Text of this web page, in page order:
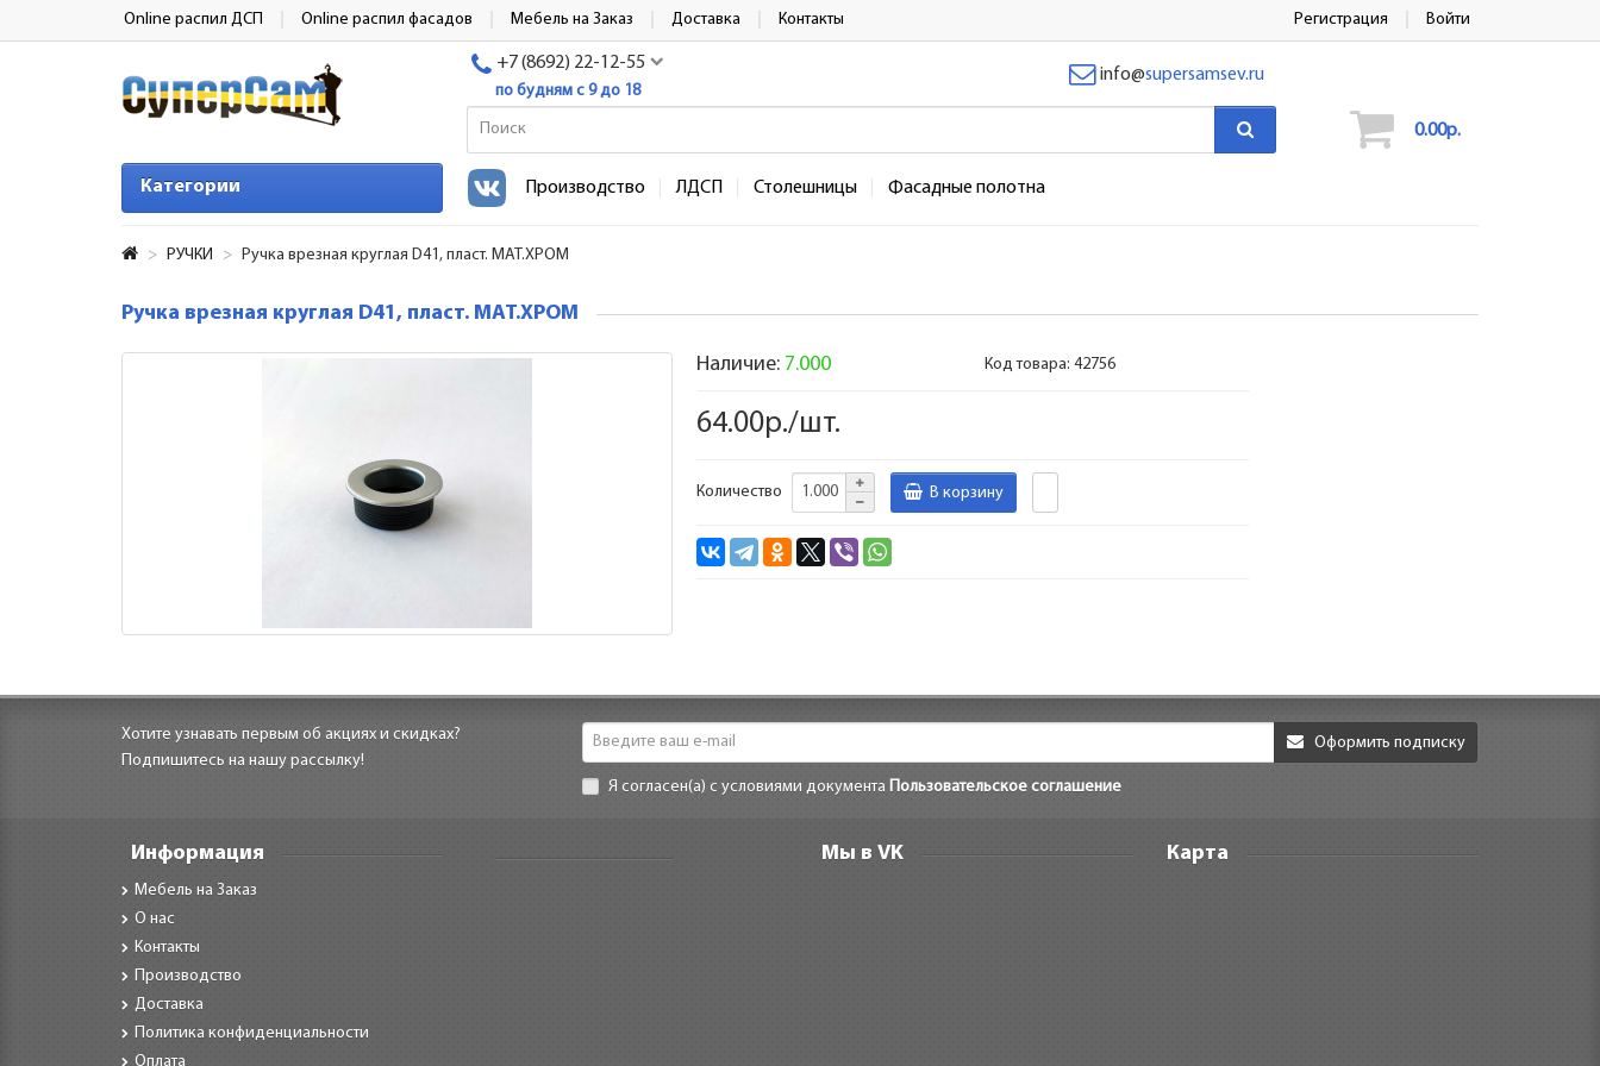
Online распил ДСП Online распил фасадов Мебель на Заказ Доставка Контакты Регистрация Войти
+7 (8692) 22-12-55
по будням с 9 до 18
info@supersamsev.ru
0.00р.
Производство ЛДСП Столешницы Фасадные полотна
Категории
РУЧКИ Ручка врезная круглая D41, пласт. МАТ.ХРОМ
Ручка врезная круглая D41, пласт. МАТ.ХРОМ
Наличие: 7.000 Код товара: 42756
64.00р./шт.
Количество В корзину
Хотите узнавать первым об акциях и скидках?
Подпишитесь на нашу рассылку!
Оформить подписку
Я согласен(а) с условиями документа Пользовательское соглашение
Информация
Мебель на Заказ
О нас
Контакты
Производство
Доставка
Политика конфиденциальности
Оплата
Мы в VK Карта